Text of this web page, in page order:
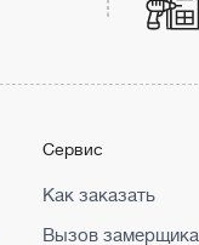
Сервис
Как заказать
Вызов замерщика